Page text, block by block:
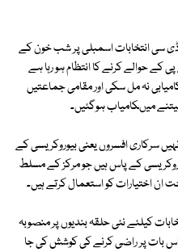
سی انتخابات اسمبلی پر شب خون کے
حوالے کرنے کا انتظام ہو رہا ہے
نہ مل سکی اور مقامی جماعتیں
میںکامیاب ہوگئیں۔
سرکاری افسروں یعنی بیوروکریسی کے
کے پاس ہیں جو مرکز کے مسلط
ان اختیارات کو استعمال کرتے ہیں۔
کیلئے نئی حلقہ بندیوں پر منصوبہ
بات پر راضی کرنے کی کوشش کی جا